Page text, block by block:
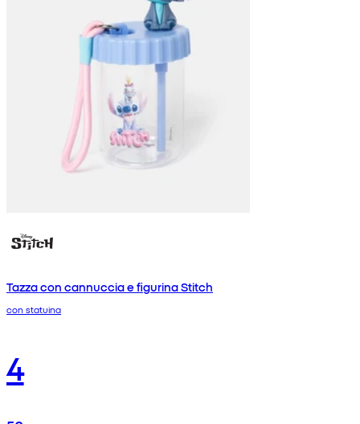
Tazza con cannuccia e figurina Stitch
con statuina
4